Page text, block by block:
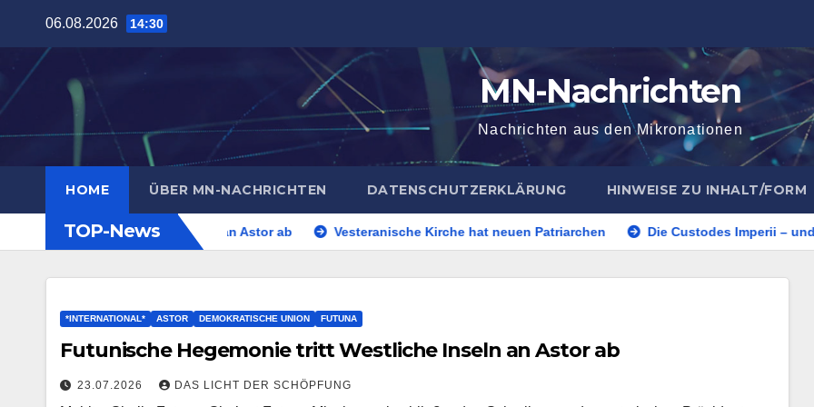
springen
06.08.2026 14:30
MN-Nachrichten
Nachrichten aus den Mikronationen
HOME ÜBER MN-NACHRICHTEN DATENSCHUTZERKLÄRUNG HINWEISE ZU INHALT/FORM
TOP-News
Westliche Inseln an Astor ab Vesteranische Kirche hat neuen Patriarchen Die Custodes Imperii – und ihr Verbot
*INTERNATIONAL* ASTOR DEMOKRATISCHE UNION FUTUNA
Futunische Hegemonie tritt Westliche Inseln an Astor ab
23.07.2026 DAS LICHT DER SCHÖPFUNG